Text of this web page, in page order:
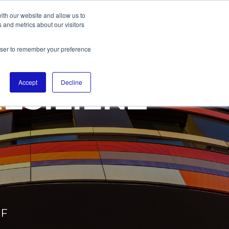
our website and allow us to
metrics about our visitors
to remember your preference
Accept Decline